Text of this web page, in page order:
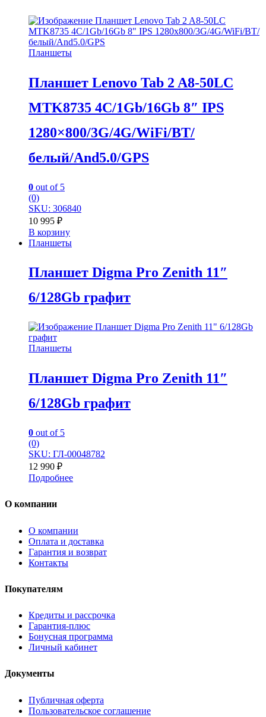
Планшеты
Планшет Lenovo Tab 2 A8-50LC
MTK8735 4C/1Gb/16Gb 8″ IPS
1280×800/3G/4G/WiFi/BT/
белый/And5.0/GPS
0 out of 5
(0)
SKU: 306840
10 995 ₽
В корзину
Планшеты
Планшет Digma Pro Zenith 11″
6/128Gb графит
Планшеты
Планшет Digma Pro Zenith 11″
6/128Gb графит
0 out of 5
(0)
SKU: ГЛ-00048782
12 990 ₽
Подробнее
О компании
О компании
Оплата и доставка
Гарантия и возврат
Контакты
Покупателям
Кредиты и рассрочка
Гарантия-плюс
Бонусная программа
Личный кабинет
Документы
Публичная оферта
Пользовательское соглашение